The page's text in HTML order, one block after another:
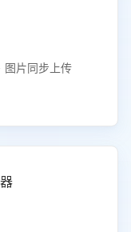
图片同步上传